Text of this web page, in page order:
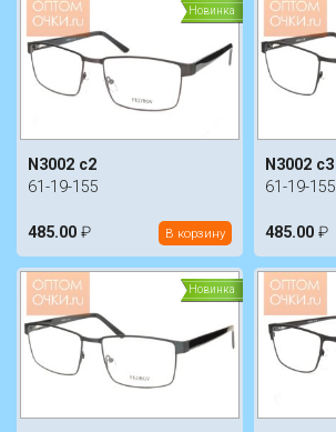
Новинка
N3002 c2
61-19-155
485.00 ₽ В корзину
N3002 c3
61-19-155
485.00 ₽
Новинка